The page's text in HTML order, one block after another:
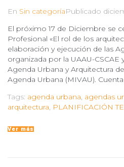
En Sin categoríaPublicado
El próximo 17 de Diciembre se
Profesional «El rol de los
elaboración y ejecución de las
organizada por la UAAU-CSCAE
Agenda Urbana y Arquitectura
Agenda Urbana (MIVAU).
Tags: agenda urbana, agendas
arquitectura, PLANIFICACIÓN
Ver más